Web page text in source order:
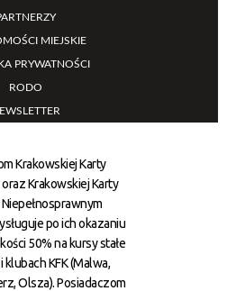
MIEJSKIE
PRYWATNOŚCI
RODO
Krakowskiej Karty
Krakowskiej Karty
po ich okazaniu
50% na kursy stałe
klubach KFK (Malwa,
Olsza). Posiadaczom